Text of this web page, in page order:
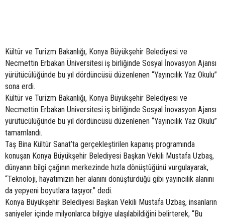
Kültür ve Turizm Bakanlığı, Konya Büyükşehir Belediyesi ve
Necmettin Erbakan Üniversitesi iş birliğinde Sosyal İnovasyon Ajansı
yürütücülüğünde bu yıl dördüncüsü düzenlenen “Yayıncılık Yaz Okulu”
sona erdi.
Kültür ve Turizm Bakanlığı, Konya Büyükşehir Belediyesi ve
Necmettin Erbakan Üniversitesi iş birliğinde Sosyal İnovasyon Ajansı
yürütücülüğünde bu yıl dördüncüsü düzenlenen “Yayıncılık Yaz Okulu”
tamamlandı.
Taş Bina Kültür Sanat’ta gerçekleştirilen kapanış programında
konuşan Konya Büyükşehir Belediyesi Başkan Vekili Mustafa Uzbaş,
dünyanın bilgi çağının merkezinde hızla dönüştüğünü vurgulayarak,
“Teknoloji, hayatımızın her alanını dönüştürdüğü gibi yayıncılık alanını
da yepyeni boyutlara taşıyor.” dedi.
Konya Büyükşehir Belediyesi Başkan Vekili Mustafa Uzbaş, insanların
saniyeler içinde milyonlarca bilgiye ulaşılabildiğini belirterek, “Bu